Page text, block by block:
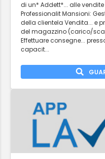
di un* Addett*... alle
Professionalit Mansioni:
della clientela Vendita... e
del magazzino (carico/
Effettuare consegne...
capacit...